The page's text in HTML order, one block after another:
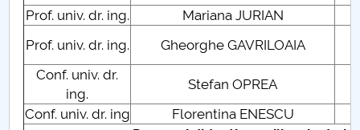
MENIU CANTINA
Membrii departamentului
Conducere DECIE
Prof. univ. dr. ing.
Mariana JURIAN
Prof. univ. dr. ing.
Gheorghe GAVRILOAIA
Conf. univ. dr.
ing.
Stefan OPREA
Conf. univ. dr. ing
Florentina ENESCU